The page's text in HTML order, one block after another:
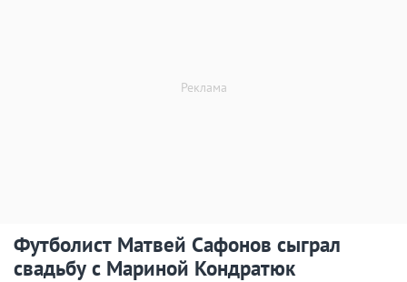
Футболист Матвей Сафонов сыграл
свадьбу с Мариной Кондратюк